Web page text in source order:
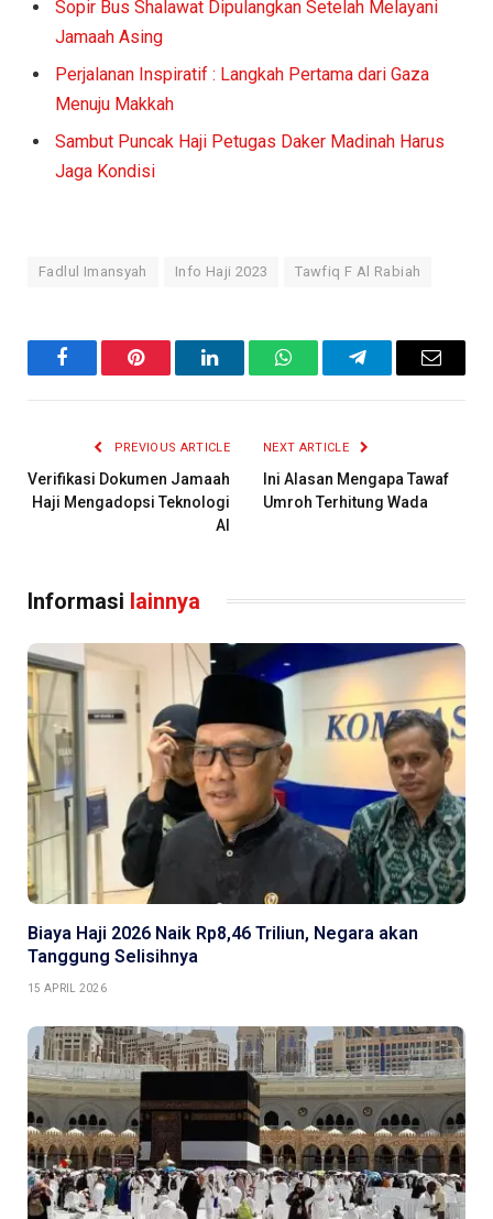
Sopir Bus Shalawat Dipulangkan Setelah Melayani
Jamaah Asing
Perjalanan Inspiratif : Langkah Pertama dari Gaza
Menuju Makkah
Sambut Puncak Haji Petugas Daker Madinah Harus
Jaga Kondisi
Fadlul Imansyah Info Haji 2023 Tawfiq F Al Rabiah
FacebookPinterest LinkedInWhatsAppTelegramEmail
PREVIOUS ARTICLE
Verifikasi Dokumen Jamaah
Haji Mengadopsi Teknologi
AI
NEXT ARTICLE
Ini Alasan Mengapa Tawaf
Umroh Terhitung Wada
Informasi lainnya
Biaya Haji 2026 Naik Rp8,46 Triliun, Negara akan
Tanggung Selisihnya
15 APRIL 2026